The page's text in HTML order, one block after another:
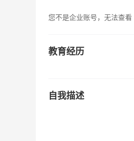
您不是企业账号，无法查看
教育经历
自我描述